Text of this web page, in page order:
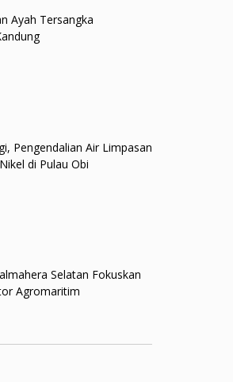
Ayah Tersangka
Pengendalian Air Limpasan
di Pulau Obi
Selatan Fokuskan
Agromaritim